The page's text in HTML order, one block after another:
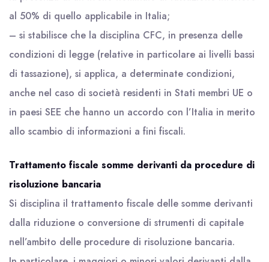
al 50% di quello applicabile in Italia;
– si stabilisce che la disciplina CFC, in presenza delle
condizioni di legge (relative in particolare ai livelli bassi
di tassazione), si applica, a determinate condizioni,
anche nel caso di società residenti in Stati membri UE o
in paesi SEE che hanno un accordo con l’Italia in merito
allo scambio di informazioni a fini fiscali.
Trattamento fiscale somme derivanti da procedure di
risoluzione bancaria
Si disciplina il trattamento fiscale delle somme derivanti
dalla riduzione o conversione di strumenti di capitale
nell’ambito delle procedure di risoluzione bancaria.